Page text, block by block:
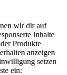
wir dir auf
Inhalte
Produkte
anzeigen
setzen
ein: